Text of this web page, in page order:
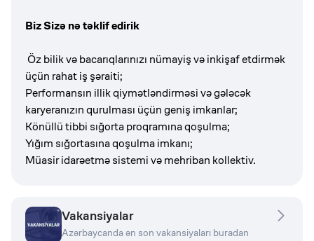
Biz Sizə nə təklif edirik
Öz bilik və bacarıqlarınızı nümayiş və inkişaf etdirmək
üçün rahat iş şəraiti;
Performansın illik qiymətləndirməsi və gələcək
karyeranızın qurulması üçün geniş imkanlar;
Könüllü tibbi sığorta proqramına qoşulma;
Yığım sığortasına qoşulma imkanı;
Müasir idarəetmə sistemi və mehriban kollektiv.
Vakansiyalar
Azərbaycanda ən son vakansiyaları buradan